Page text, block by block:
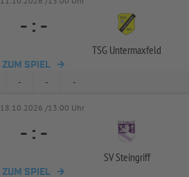
- : -
TSG Untermaxfeld
ZUM SPIEL
- - -
18.10.2026 /13:00 Uhr
- : -
SV Steingriff
ZUM SPIEL